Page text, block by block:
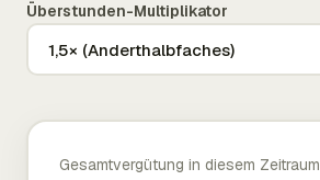
Überstunden-Multiplikator
Gesamtvergütung in diesem Zeitraum